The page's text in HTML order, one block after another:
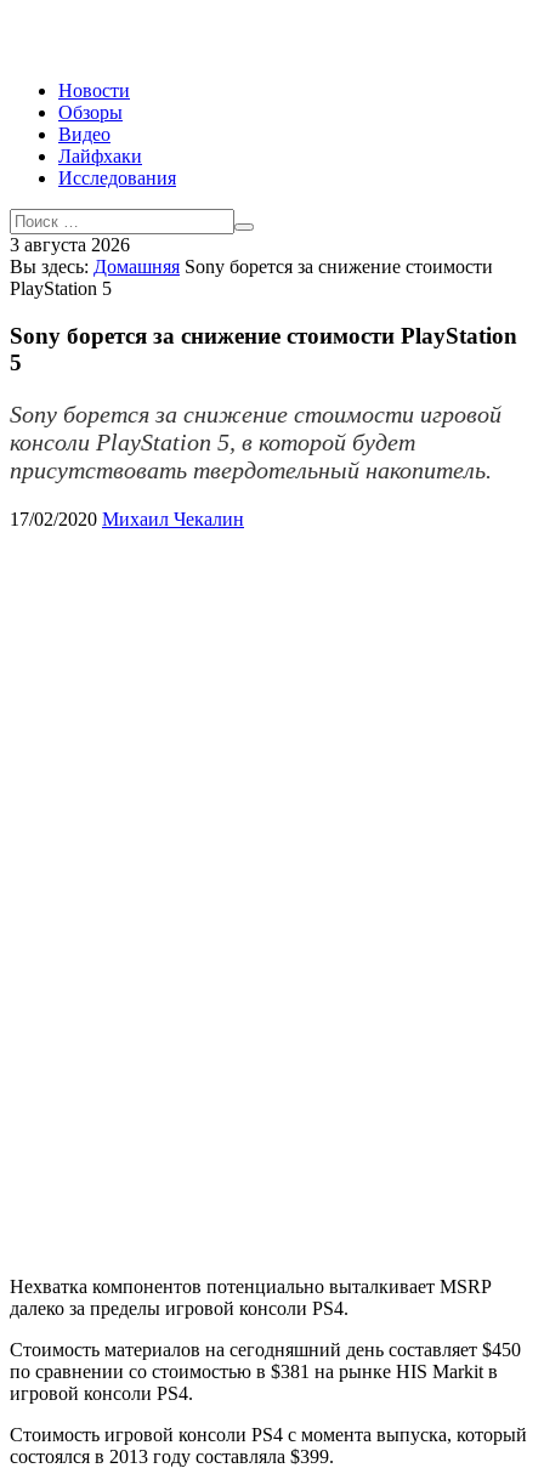
Новости
Обзоры
Видео
Лайфхаки
Исследования
3 августа 2026
Вы здесь: Домашняя Sony борется за снижение стоимости
PlayStation 5
Sony борется за снижение стоимости PlayStation
5
Sony борется за снижение стоимости игровой
консоли PlayStation 5, в которой будет
присутствовать твердотельный накопитель.
17/02/2020 Михаил Чекалин
Нехватка компонентов потенциально выталкивает MSRP
далеко за пределы игровой консоли PS4.
Стоимость материалов на сегодняшний день составляет $450
по сравнении со стоимостью в $381 на рынке HIS Markit в
игровой консоли PS4.
Стоимость игровой консоли PS4 с момента выпуска, который
состоялся в 2013 году составляла $399.